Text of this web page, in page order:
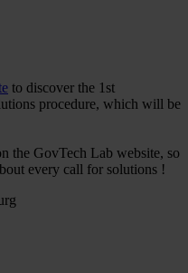
to discover the 1st
procedure, which will be
the GovTech Lab website, so
every call for solutions !